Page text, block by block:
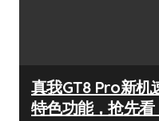
真我GT8 Pro新机
特色功能，抢先看